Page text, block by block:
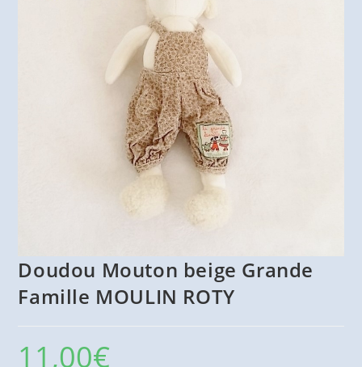
Doudou Mouton beige Grande
Famille MOULIN ROTY
11,00€